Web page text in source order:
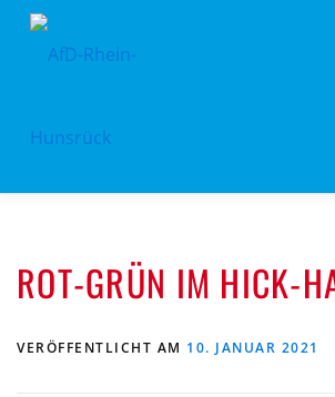
Zum
EU- KOMMUNALWAHL 2024
ROT-GRÜN IM HICK-
VERÖFFENTLICHT AM 10. JANUAR 2021